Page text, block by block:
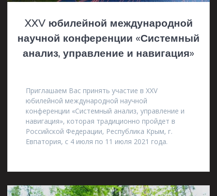
XXV юбилейной международной
научной конференции «Системный
анализ, управление и навигация»
Приглашаем Вас принять участие в XXV
юбилейной международной научной
конференции «Системный анализ, управление и
навигация», которая традиционно пройдет в
Российской Федерации, Республика Крым, г.
Евпатория, с 4 июля по 11 июля 2021 года.